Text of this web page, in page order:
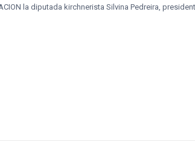
la diputada kirchnerista Silvina Pedreira,